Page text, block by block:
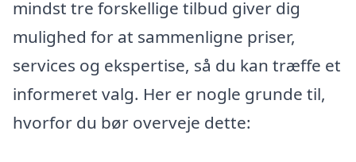
mindst tre forskellige tilbud giver dig
mulighed for at sammenligne priser,
services og ekspertise, så du kan træffe et
informeret valg. Her er nogle grunde til,
hvorfor du bør overveje dette: